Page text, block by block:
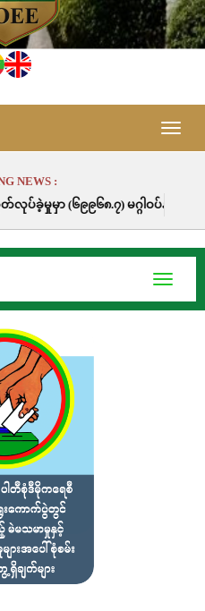
Toggle
NEWS :
နာရီဖြစ်ပါသည်။
Toggle